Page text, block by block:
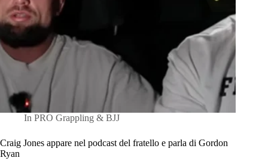
In PRO Grappling & BJJ
Craig Jones appare nel podcast del fratello e parla di Gordon
Ryan